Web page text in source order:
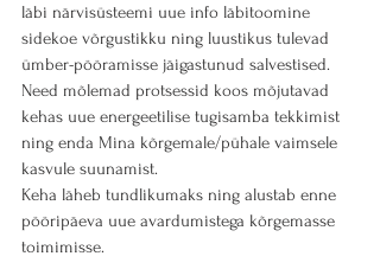
läbi närvisüsteemi uue info läbitoomine
sidekoe võrgustikku ning luustikus tulevad
ümber-pööramisse jäigastunud salvestised.
Need mõlemad protsessid koos mõjutavad
kehas uue energeetilise tugisamba tekkimist
ning enda Mina kõrgemale/pühale vaimsele
kasvule suunamist.
Keha läheb tundlikumaks ning alustab enne
pööripäeva uue avardumistega kõrgemasse
toimimisse.